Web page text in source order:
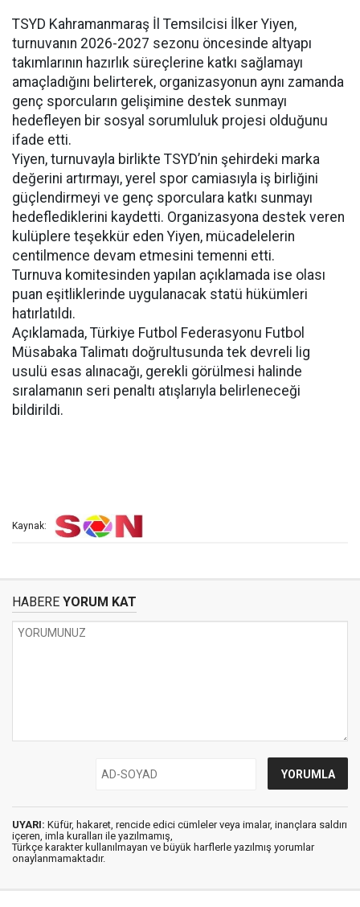
TSYD Kahramanmaraş İl Temsilcisi İlker Yiyen,
turnuvanın 2026-2027 sezonu öncesinde altyapı
takımlarının hazırlık süreçlerine katkı sağlamayı
amaçladığını belirterek, organizasyonun aynı zamanda
genç sporcuların gelişimine destek sunmayı
hedefleyen bir sosyal sorumluluk projesi olduğunu
ifade etti.
Yiyen, turnuvayla birlikte TSYD’nin şehirdeki marka
değerini artırmayı, yerel spor camiasıyla iş birliğini
güçlendirmeyi ve genç sporculara katkı sunmayı
hedeflediklerini kaydetti. Organizasyona destek veren
kulüplere teşekkür eden Yiyen, mücadelelerin
centilmence devam etmesini temenni etti.
Turnuva komitesinden yapılan açıklamada ise olası
puan eşitliklerinde uygulanacak statü hükümleri
hatırlatıldı.
Açıklamada, Türkiye Futbol Federasyonu Futbol
Müsabaka Talimatı doğrultusunda tek devreli lig
usulü esas alınacağı, gerekli görülmesi halinde
sıralamanın seri penaltı atışlarıyla belirleneceği
bildirildi.
Kaynak:
HABERE YORUM KAT
UYARI: Küfür, hakaret, rencide edici cümleler veya imalar, inançlara saldırı
içeren, imla kuralları ile yazılmamış,
Türkçe karakter kullanılmayan ve büyük harflerle yazılmış yorumlar
onaylanmamaktadır.